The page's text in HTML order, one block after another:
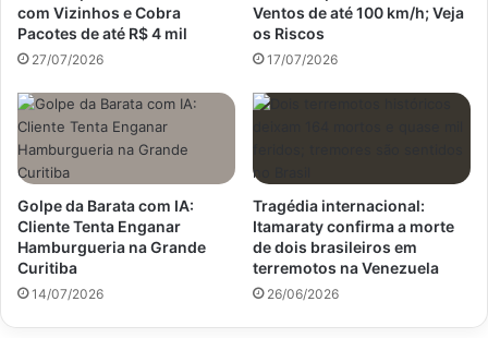
com Vizinhos e Cobra
Pacotes de até R$ 4 mil
27/07/2026
Ventos de até 100 km/h; Veja
os Riscos
17/07/2026
Golpe da Barata com IA:
Cliente Tenta Enganar
Hamburgueria na Grande
Curitiba
14/07/2026
Tragédia internacional:
Itamaraty confirma a morte
de dois brasileiros em
terremotos na Venezuela
26/06/2026